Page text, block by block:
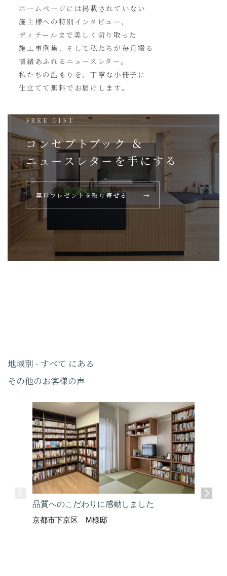
ホームページには掲載されていない
施主様への特別インタビュー、
ディテールまで美しく切り取った
施工事例集、そして私たちが毎月綴る
情緒あふれるニュースレター。
私たちの温もりを、丁寧な小冊子に
仕立てて無料でお届けします。
FREE GIFT
コンセプトブック ＆
ニュースレターを手にする
無料プレゼントを取り寄せる →
地域別 - すべて にある
その他のお客様の声
品質へのこだわりに感動しました
京都市下京区 M様邸